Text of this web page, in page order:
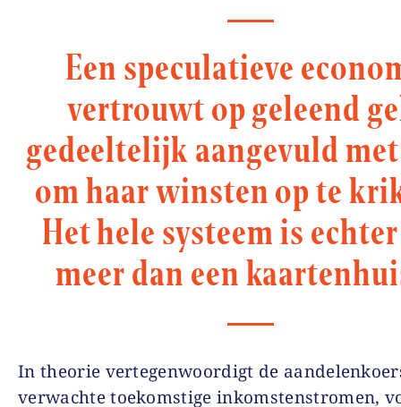
Een speculatieve
vertrouwt op geleend
gedeeltelijk aangevuld
om haar winsten op te
Het hele systeem is
meer dan een
In theorie vertegenwoordigt de
verwachte toekomstige inkomstenstromen,